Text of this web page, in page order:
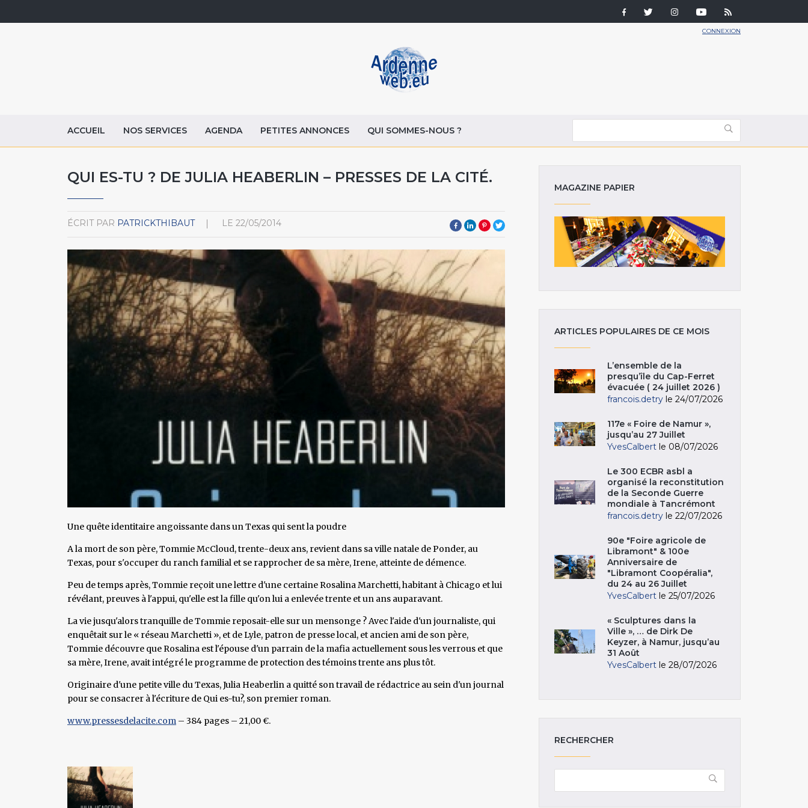
CONNEXION
ACCUEIL NOS SERVICES AGENDA PETITES ANNONCES QUI SOMMES-NOUS ?
QUI ES-TU ? DE JULIA HEABERLIN – PRESSES DE LA CITÉ.
ÉCRIT PAR PATRICKTHIBAUT LE 22/05/2014
Une quête identitaire angoissante dans un Texas qui sent la poudre
A la mort de son père, Tommie McCloud, trente-deux ans, revient dans sa ville natale de Ponder, au
Texas, pour s'occuper du ranch familial et se rapprocher de sa mère, Irene, atteinte de démence.
Peu de temps après, Tommie reçoit une lettre d'une certaine Rosalina Marchetti, habitant à Chicago et lui
révélant, preuves à l'appui, qu'elle est la fille qu'on lui a enlevée trente et un ans auparavant.
La vie jusqu'alors tranquille de Tommie reposait-elle sur un mensonge ? Avec l'aide d'un journaliste, qui
enquêtait sur le « réseau Marchetti », et de Lyle, patron de presse local, et ancien ami de son père,
Tommie découvre que Rosalina est l'épouse d'un parrain de la mafia actuellement sous les verrous et que
sa mère, Irene, avait intégré le programme de protection des témoins trente ans plus tôt.
Originaire d'une petite ville du Texas, Julia Heaberlin a quitté son travail de rédactrice au sein d'un journal
pour se consacrer à l'écriture de Qui es-tu?, son premier roman.
www.pressesdelacite.com – 384 pages – 21,00 €.
MAGAZINE PAPIER
ARTICLES POPULAIRES DE CE MOIS
L’ensemble de la
presqu’île du Cap-Ferret
évacuée ( 24 juillet 2026 )
francois.detry le 24/07/2026
117e « Foire de Namur »,
jusqu’au 27 Juillet
YvesCalbert le 08/07/2026
Le 300 ECBR asbl a
organisé la reconstitution
de la Seconde Guerre
mondiale à Tancrémont
francois.detry le 22/07/2026
90e "Foire agricole de
Libramont" & 100e
Anniversaire de
"Libramont Coopéralia",
du 24 au 26 Juillet
YvesCalbert le 25/07/2026
« Sculptures dans la
Ville », … de Dirk De
Keyzer, à Namur, jusqu’au
31 Août
YvesCalbert le 28/07/2026
RECHERCHER